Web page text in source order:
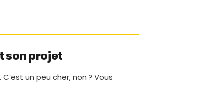
son projet
un peu cher, non ? Vous